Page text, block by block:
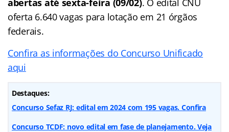
abertas até sexta-feira (09/02). O edital CNU
oferta 6.640 vagas para lotação em 21 órgãos
federais.
Confira as informações do Concurso Unificado
aqui
Destaques:
Concurso Sefaz RJ: edital em 2024 com 195 vagas. Confira
Concurso TCDF: novo edital em fase de planejamento. Veja